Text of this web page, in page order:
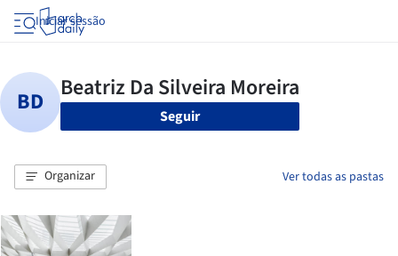
Iniciar sessão
Seguir
Organizar Ver todas as pastas